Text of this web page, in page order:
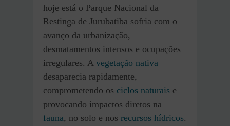
hoje está o Parque Nacional da
Restinga de Jurubatiba sofria com o
avanço da urbanização,
desmatamentos intensos e ocupações
irregulares. A vegetação nativa
desaparecia rapidamente,
comprometendo os ciclos naturais e
provocando impactos diretos na
fauna, no solo e nos recursos hídricos.